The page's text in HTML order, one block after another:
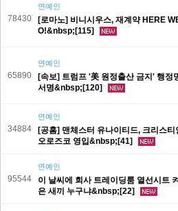
78430
연예인
[로마노] 비니시우스, 재계약 HERE
O!&nbsp;[115]
65890
연예인
[속보] 트럼프 '美 원정출산 금지' 행정
서명&nbsp;[120]
34884
연예인
[공홈] 맨체스터 유나이티드, 크리스티
오로즈코 영입&nbsp;[41]
95544
연예인
이 날씨에 회사 트레이딩룸 열선시트
은 새끼 누구냐&nbsp;[22]